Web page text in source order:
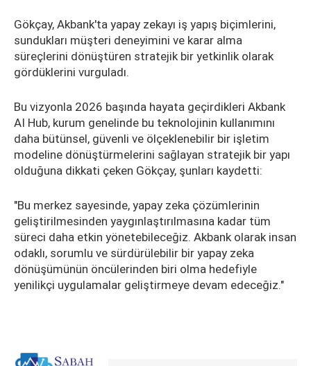
Gökçay, Akbank'ta yapay zekayı iş yapış biçimlerini,
sundukları müşteri deneyimini ve karar alma
süreçlerini dönüştüren stratejik bir yetkinlik olarak
gördüklerini vurguladı.
Bu vizyonla 2026 başında hayata geçirdikleri Akbank
AI Hub, kurum genelinde bu teknolojinin kullanımını
daha bütünsel, güvenli ve ölçeklenebilir bir işletim
modeline dönüştürmelerini sağlayan stratejik bir yapı
olduğuna dikkati çeken Gökçay, şunları kaydetti:
"Bu merkez sayesinde, yapay zeka çözümlerinin
geliştirilmesinden yaygınlaştırılmasına kadar tüm
süreci daha etkin yönetebileceğiz. Akbank olarak insan
odaklı, sorumlu ve sürdürülebilir bir yapay zeka
dönüşümünün öncülerinden biri olma hedefiyle
yenilikçi uygulamalar geliştirmeye devam edeceğiz."